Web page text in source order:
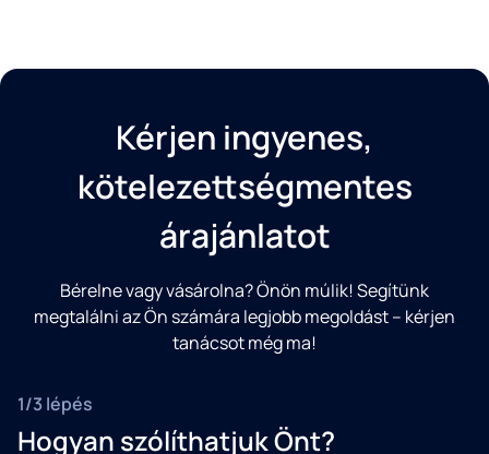
Kérjen ingyenes,
kötelezettségmentes
árajánlatot
Bérelne vagy vásárolna? Önön múlik! Segítünk
megtalálni az Ön számára legjobb megoldást – kérjen
tanácsot még ma!
1/3 lépés
Hogyan szólíthatjuk Önt?